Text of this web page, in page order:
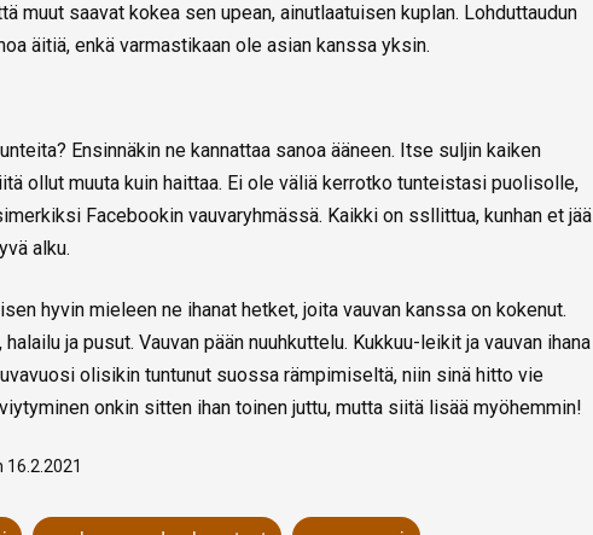
muut saavat kokea sen upean, ainutlaatuisen kuplan. Lohduttaudun
äitiä, enkä varmastikaan ole asian kanssa yksin.
Ensinnäkin ne kannattaa sanoa ääneen. Itse suljin kaiken
ollut muuta kuin haittaa. Ei ole väliä kerrotko tunteistasi puolisolle,
Facebookin vauvaryhmässä. Kaikki on ssllittua, kunhan et jää
alku.
hyvin mieleen ne ihanat hetket, joita vauvan kanssa on kokenut.
ja pusut. Vauvan pään nuuhkuttelu. Kukkuu-leikit ja vauvan ihana
olisikin tuntunut suossa rämpimiseltä, niin sinä hitto vie
onkin sitten ihan toinen juttu, mutta siitä lisää myöhemmin!